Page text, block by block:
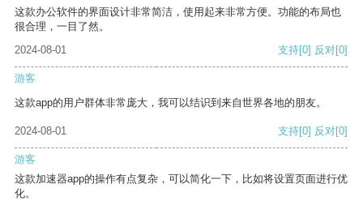
这款办公软件的界面设计非常简洁，使用起来非常方便。功能的布局也
很合理，一目了然。
2024-08-01
支持[0] 反对[0]
游客
这款app的用户群体非常庞大，我可以结识到来自世界各地的朋友。
2024-08-01 支持[0] 反对[0]
游客
这款加速器app的操作有点复杂，可以简化一下，比如将设置页面进行优
化。